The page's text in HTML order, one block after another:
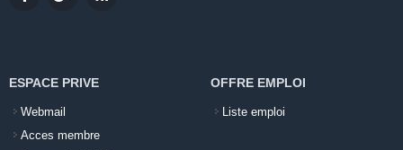
ESPACE PRIVE
Webmail
Acces membre
OFFRE EMPLOI
Liste emploi